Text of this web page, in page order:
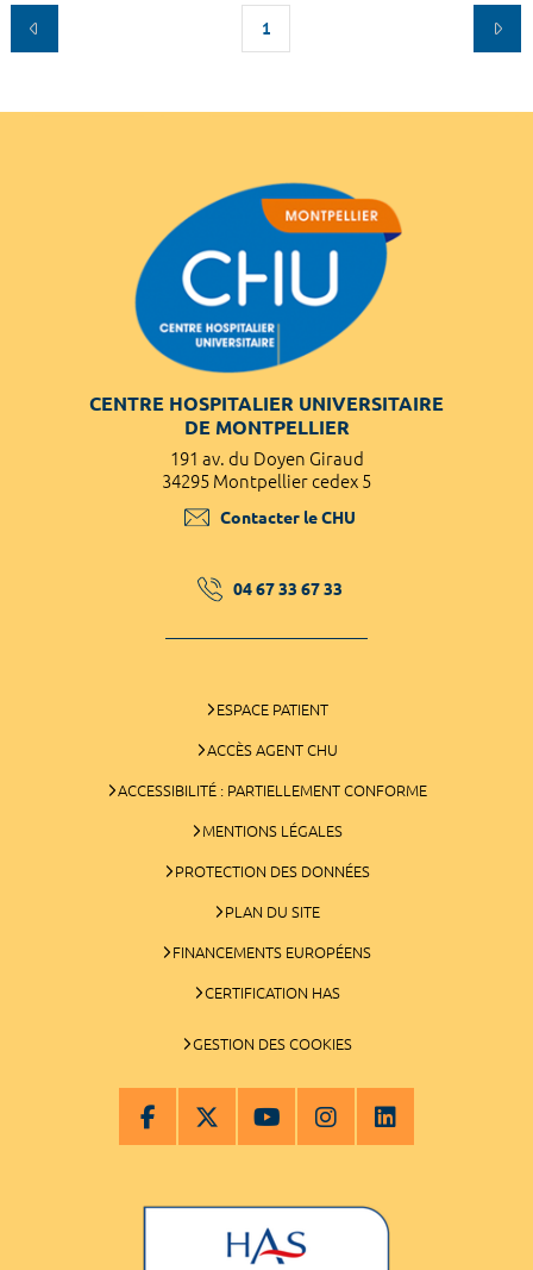
1
CENTRE HOSPITALIER UNIVERSITAIRE
DE MONTPELLIER
191 av. du Doyen Giraud
34295 Montpellier cedex 5
Contacter le CHU
04 67 33 67 33
ESPACE PATIENT
ACCÈS AGENT CHU
ACCESSIBILITÉ : PARTIELLEMENT CONFORME
MENTIONS LÉGALES
PROTECTION DES DONNÉES
PLAN DU SITE
FINANCEMENTS EUROPÉENS
CERTIFICATION HAS
GESTION DES COOKIES